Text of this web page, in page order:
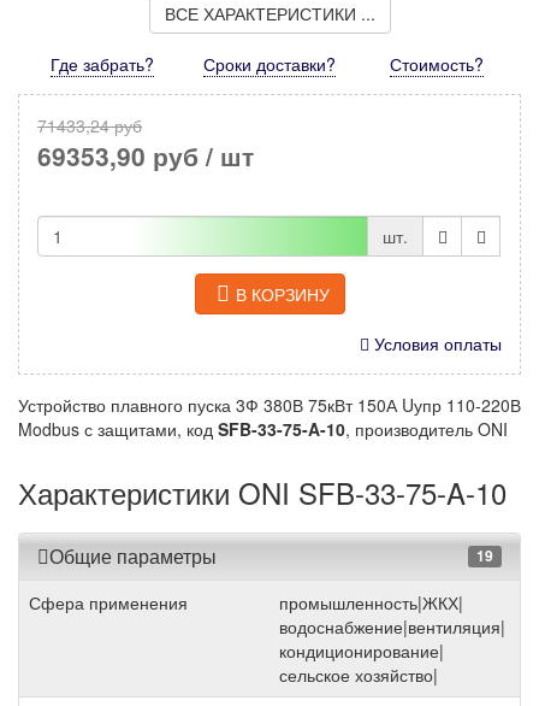
ВСЕ ХАРАКТЕРИСТИКИ ...
Где забрать? Сроки доставки? Стоимость?
71433,24 руб
69353,90 руб / шт
шт.
В КОРЗИНУ
Условия оплаты
Устройство плавного пуска 3Ф 380В 75кВт 150А Uупр 110-220В
Modbus с защитами, код SFB-33-75-A-10, производитель ONI
Характеристики ONI SFB-33-75-A-10
Общие параметры 19
Сфера применения
промышленность|ЖКХ|
водоснабжение|вентиляция|
кондиционирование|
сельское хозяйство|